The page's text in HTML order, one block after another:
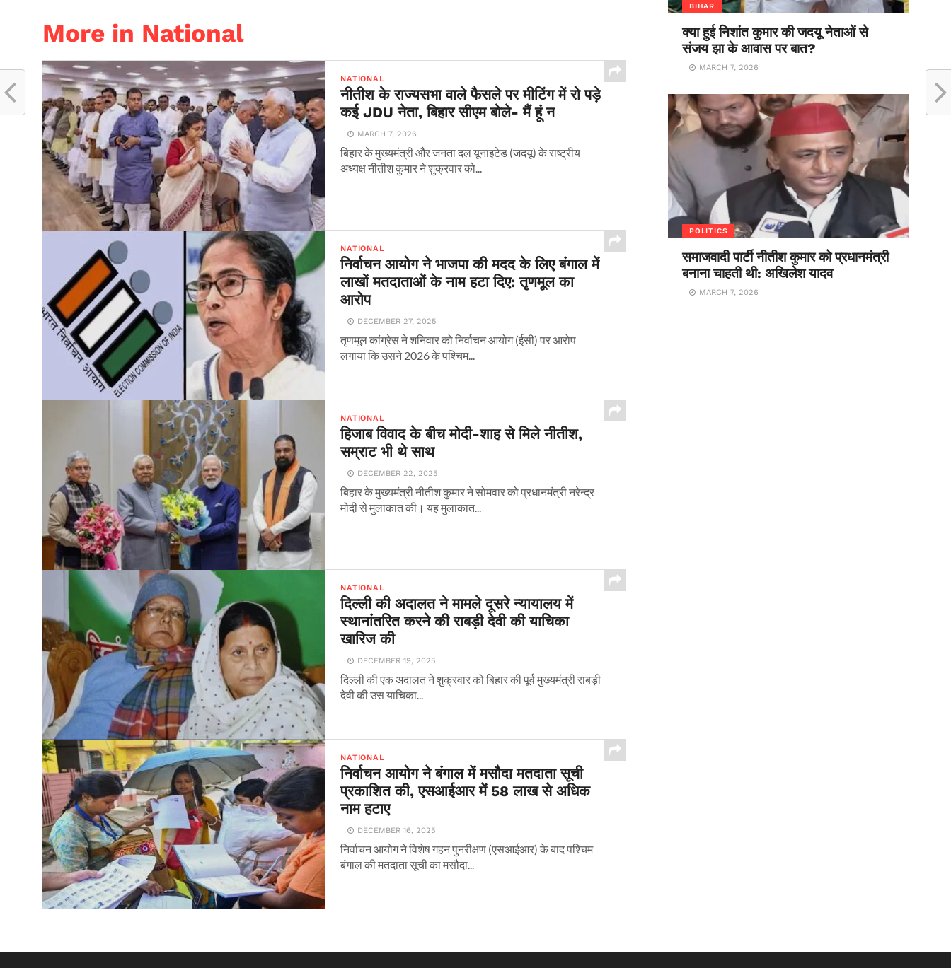
More in National
NATIONAL
नीतीश के राज्यसभा वाले फैसले पर मीटिंग में रो पड़े
कई JDU नेता, बिहार सीएम बोले- मैं हूं न
MARCH 7, 2026
बिहार के मुख्यमंत्री और जनता दल यूनाइटेड (जदयू) के राष्ट्रीय
अध्यक्ष नीतीश कुमार ने शुक्रवार को...
NATIONAL
निर्वाचन आयोग ने भाजपा की मदद के लिए बंगाल में
लाखों मतदाताओं के नाम हटा दिए: तृणमूल का
आरोप
DECEMBER 27, 2025
तृणमूल कांग्रेस ने शनिवार को निर्वाचन आयोग (ईसी) पर आरोप
लगाया कि उसने 2026 के पश्चिम...
NATIONAL
हिजाब विवाद के बीच मोदी-शाह से मिले नीतीश,
सम्राट भी थे साथ
DECEMBER 22, 2025
बिहार के मुख्यमंत्री नीतीश कुमार ने सोमवार को प्रधानमंत्री नरेन्द्र
मोदी से मुलाकात की। यह मुलाकात...
NATIONAL
दिल्ली की अदालत ने मामले दूसरे न्यायालय में
स्थानांतरित करने की राबड़ी देवी की याचिका
खारिज की
DECEMBER 19, 2025
दिल्ली की एक अदालत ने शुक्रवार को बिहार की पूर्व मुख्यमंत्री राबड़ी
देवी की उस याचिका...
NATIONAL
निर्वाचन आयोग ने बंगाल में मसौदा मतदाता सूची
प्रकाशित की, एसआईआर में 58 लाख से अधिक
नाम हटाए
DECEMBER 16, 2025
निर्वाचन आयोग ने विशेष गहन पुनरीक्षण (एसआईआर) के बाद पश्चिम
बंगाल की मतदाता सूची का मसौदा...
BIHAR
क्या हुई निशांत कुमार की जदयू नेताओं से
संजय झा के आवास पर बात?
MARCH 7, 2026
POLITICS
समाजवादी पार्टी नीतीश कुमार को प्रधानमंत्री
बनाना चाहती थी: अखिलेश यादव
MARCH 7, 2026